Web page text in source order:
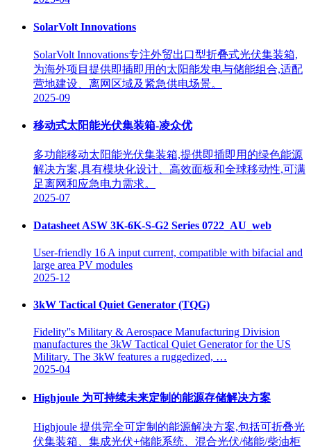
SolarVolt Innovations
SolarVolt Innovations专注外贸出口型折叠式光伏集装箱,
为海外项目提供即插即用的太阳能发电与储能组合,适配
营地建设、离网区域及紧急供电场景。
2025-09
移动式太阳能光伏集装箱-凌众优
多功能移动太阳能光伏集装箱,提供即插即用的绿色能源
解决方案,具有模块化设计、高效面板和全球移动性,可满
足离网和应急电力需求。
2025-07
Datasheet ASW 3K-6K-S-G2 Series 0722_AU_web
User-friendly 16 A input current, compatible with bifacial and
large area PV modules
2025-12
3kW Tactical Quiet Generator (TQG)
Fidelity''s Military & Aerospace Manufacturing Division
manufactures the 3kW Tactical Quiet Generator for the US
Military. The 3kW features a ruggedized, …
2025-04
Highjoule 为可持续未来定制的能源存储解决方案
Highjoule 提供完全可定制的能源解决方案,包括可折叠光
伏集装箱、集成光伏+储能系统、混合光伏/储能/柴油柜